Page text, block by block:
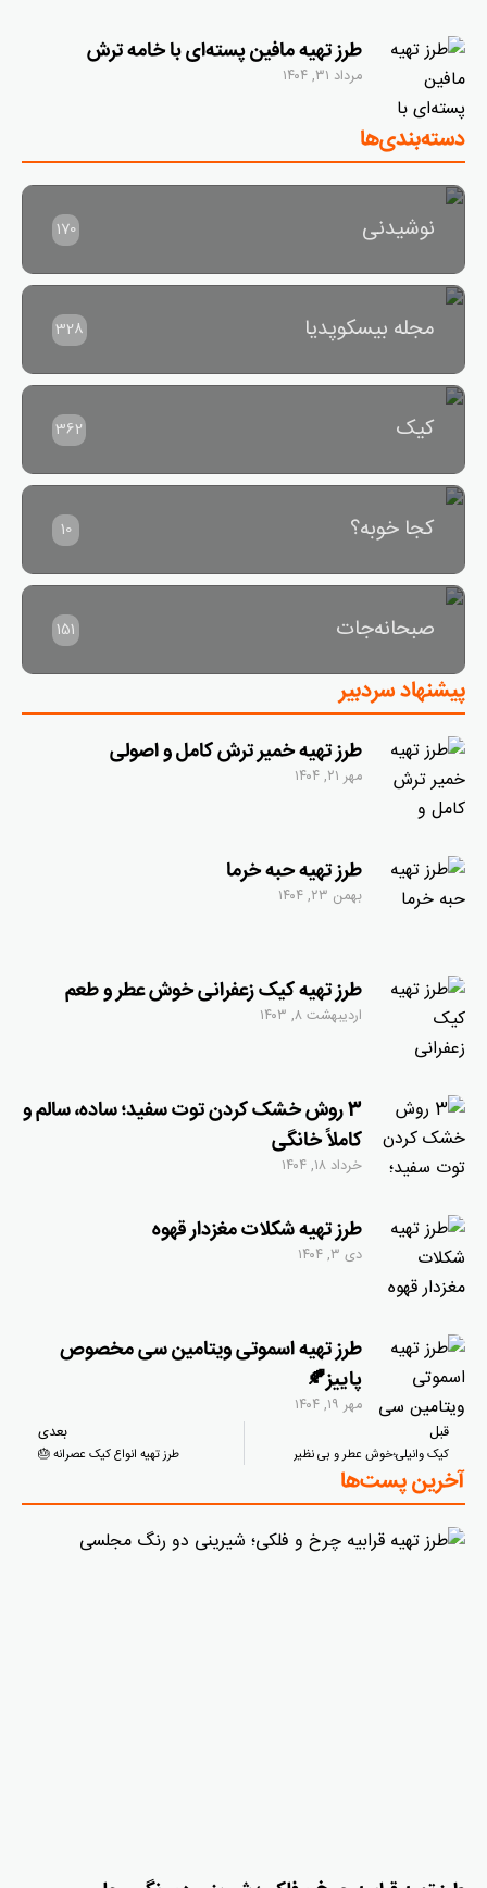
طرز تهیه مافین پسته‌ای با خامه ترش
مرداد ۳۱, ۱۴۰۴
دسته‌بندی‌ها
نوشیدنی 170
مجله بیسکوپدیا 328
کیک 362
کجا خوبه؟ 10
صبحانه‌جات 151
پیشنهاد سردبیر
طرز تهیه خمیر ترش کامل و اصولی
مهر ۲۱, ۱۴۰۴
طرز تهیه حبه خرما
بهمن ۲۳, ۱۴۰۴
طرز تهیه کیک زعفرانی خوش عطر و طعم
اردیبهشت ۸, ۱۴۰۳
3 روش خشک کردن توت سفید؛ ساده، سالم و
کاملاً خانگی
خرداد ۱۸, ۱۴۰۴
طرز تهیه شکلات مغزدار قهوه
دی ۳, ۱۴۰۴
طرز تهیه اسموتی ویتامین سی مخصوص
پاییز🍂
مهر ۱۹, ۱۴۰۴
قبل
کیک وانیلی؛خوش عطر و بی نظیر
بعدی
طرز تهیه انواع کیک عصرانه 🎂
آخرین پست‌ها